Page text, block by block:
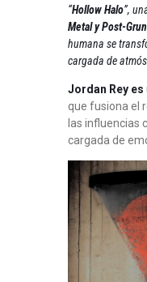
“Hollow Halo”,
Metal y Post-
humana se
cargada de
Jordan Rey es
que fusiona el
las influencias
cargada de